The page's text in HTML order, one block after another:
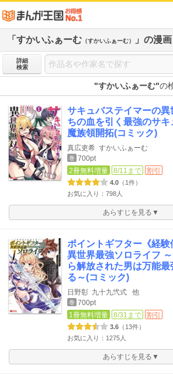
「すかいふぁーむ （すかいふぁーむ） 」の漫
詳細
検索
"すかいふぁーむ"の
サキュバステイマーの
ちの血を引く最強のサ
魔族領開拓(コミック)
真広吏希 すかいふぁーむ
巻 700pt
2冊無料増量
8/11まで 割引
4.0 （1件）
お気に入り：798人
あらすじを見る▼
ポイントギフター《経
異世界最強ソロライフ
ら解放された男は万能
る～(コミック)
日野彰 九十九弐式 他
巻 700pt
1冊無料増量
8/31まで 割引
3.6 （13件）
お気に入り：1275人
あらすじを見る▼